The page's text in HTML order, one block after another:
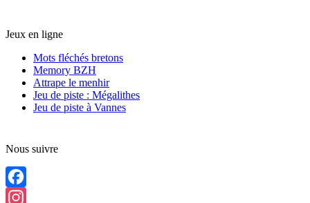
Jeux en ligne
Mots fléchés bretons
Memory BZH
Attrape le menhir
Jeu de piste : Mégalithes
Jeu de piste à Vannes
Nous suivre
Facebook